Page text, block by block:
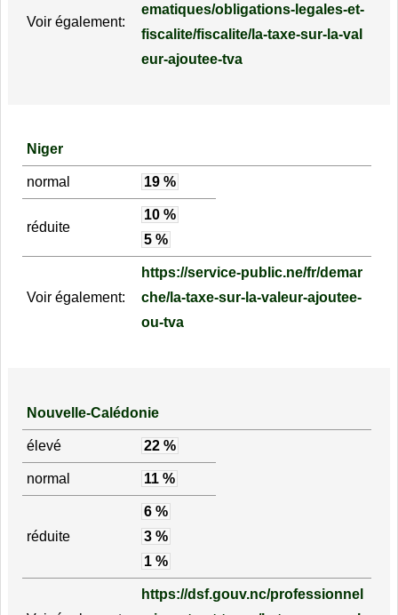
Voir également:
ematiques/obligations-legales-et-
fiscalite/fiscalite/la-taxe-sur-la-val
eur-ajoutee-tva
Niger
normal 19 %
réduite
10 %
5 %
Voir également:
https://service-public.ne/fr/demar
che/la-taxe-sur-la-valeur-ajoutee-
ou-tva
Nouvelle-Calédonie
élevé 22 %
normal 11 %
réduite
6 %
3 %
1 %
https://dsf.gouv.nc/professionnel